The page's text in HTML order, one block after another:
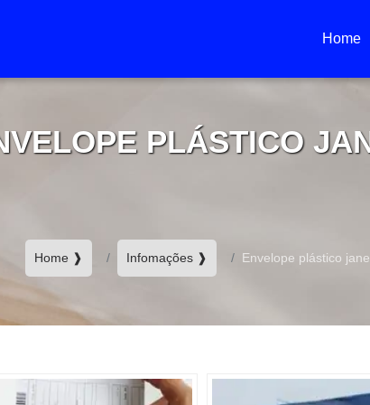
Home
(current)
PLÁSTICO
Home ❱ Infomações ❱ Envelope plástico